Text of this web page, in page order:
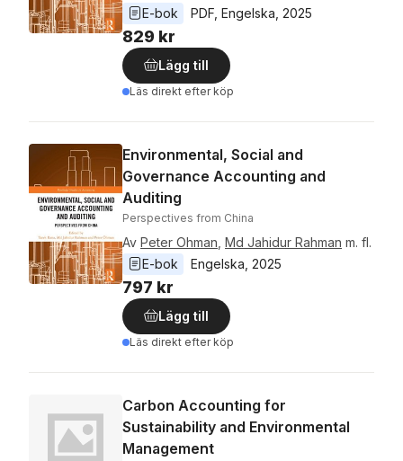
E-bok
PDF Engelska 2025
829 kr
Lägg till
Läs direkt efter köp
Environmental, Social and
Governance Accounting and
Auditing
Perspectives from China
Av Peter Ohman Md Jahidur Rahman m. fl.
E-bok
Engelska 2025
797 kr
Lägg till
Läs direkt efter köp
Carbon Accounting for
Sustainability and Environmental
Management